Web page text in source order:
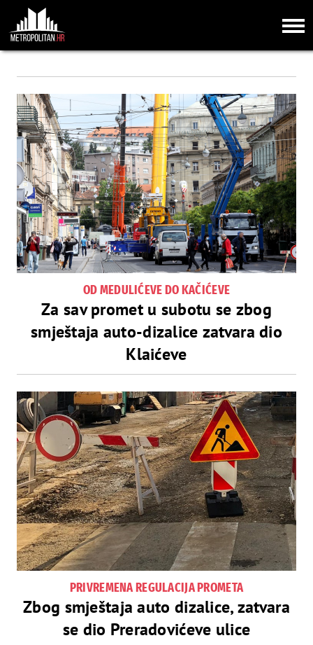
OD MEDULIĆEVE DO KAČIĆEVE
Za sav promet u subotu se zbog
smještaja auto-dizalice zatvara dio
Klaićeve
PRIVREMENA REGULACIJA PROMETA
Zbog smještaja auto dizalice, zatvara
se dio Preradovićeve ulice